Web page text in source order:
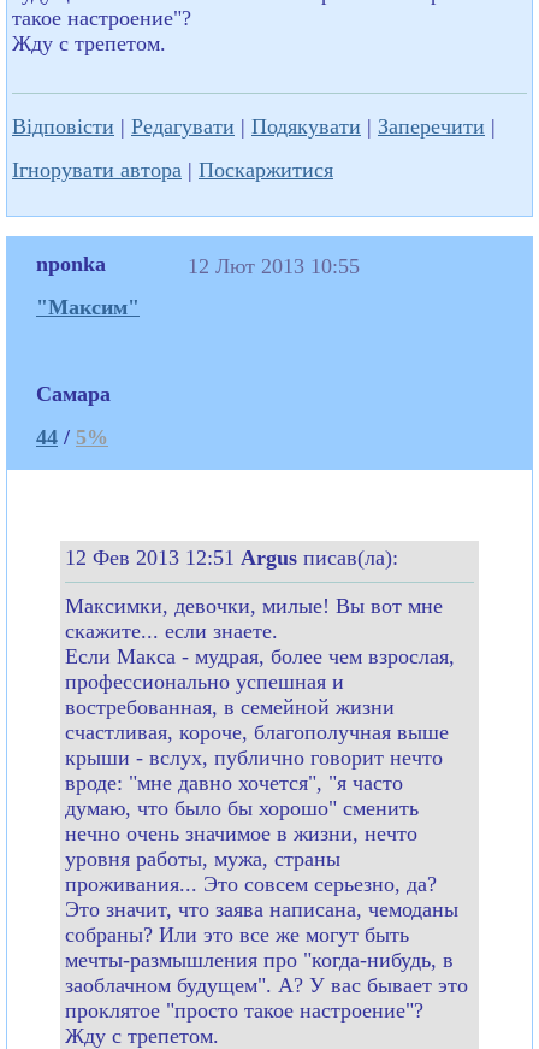
такое настроение"?
Жду с трепетом.
Відповісти | Редагувати | Подякувати | Заперечити |
Ігнорувати автора | Поскаржитися
nponka
"Максим"
Самара
44 / 5%
12 Лют 2013 10:55
12 Фев 2013 12:51 Argus писав(ла):
Максимки, девочки, милые! Вы вот мне
скажите... если знаете.
Если Макса - мудрая, более чем взрослая,
профессионально успешная и
востребованная, в семейной жизни
счастливая, короче, благополучная выше
крыши - вслух, публично говорит нечто
вроде: "мне давно хочется", "я часто
думаю, что было бы хорошо" сменить
нечно очень значимое в жизни, нечто
уровня работы, мужа, страны
проживания... Это совсем серьезно, да?
Это значит, что заява написана, чемоданы
собраны? Или это все же могут быть
мечты-размышления про "когда-нибудь, в
заоблачном будущем". А? У вас бывает это
проклятое "просто такое настроение"?
Жду с трепетом.